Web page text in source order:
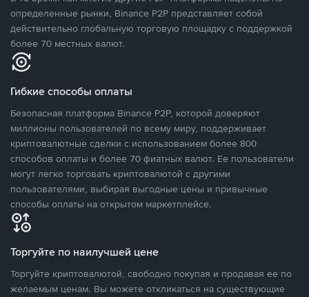
определенные рынки, Binance P2P представляет собой
действительно глобальную торговую площадку с поддержкой
более 70 местных валют.
Гибкие способы оплаты
Безопасная платформа Binance P2P, которой доверяют
миллионы пользователей по всему миру, поддерживает
криптовалютные сделки с использованием более 800
способов оплаты и более 70 фиатных валют. Ее пользователи
могут легко торговать криптовалютой с другими
пользователями, выбирая выгодные цены и привычные
способы оплаты на открытом маркетплейсе.
Торгуйте по наилучшей цене
Торгуйте криптовалютой, свободно покупая и продавая ее по
желаемым ценам. Вы можете откликаться на существующие